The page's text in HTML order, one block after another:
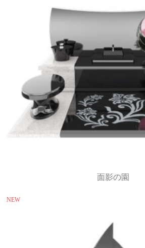
面影の園
NEW